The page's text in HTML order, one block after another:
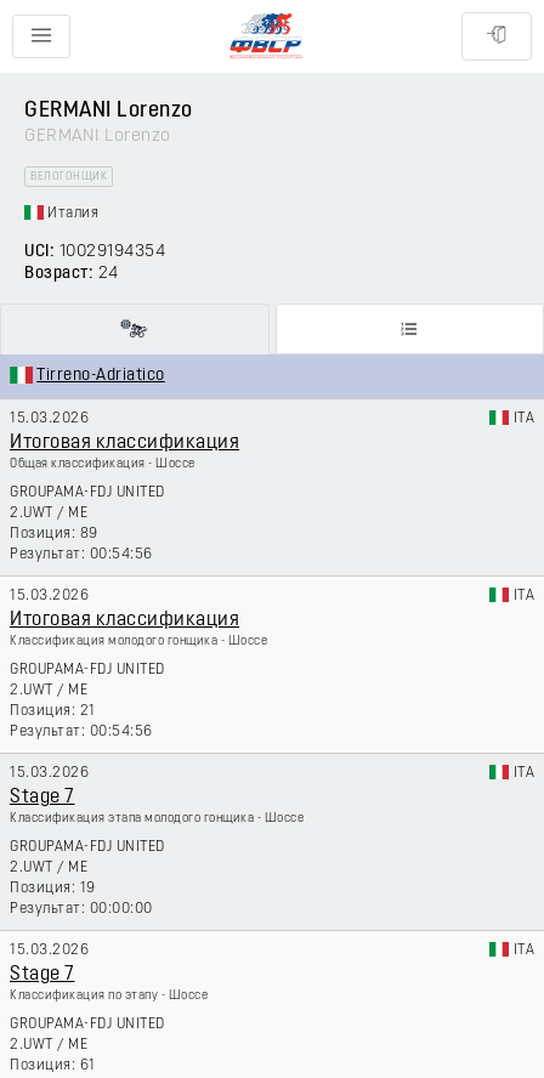
GERMANI Lorenzo
GERMANI Lorenzo
ВЕЛОГОНЩИК
Италия
UCI: 10029194354
Возраст: 24
Tirreno-Adriatico
15.03.2026 ITA
Итоговая классификация
Общая классификация - Шоссе
GROUPAMA-FDJ UNITED
2.UWT / ME
89
00:54:56
15.03.2026 ITA
Итоговая классификация
Классификация молодого гонщика - Шоссе
GROUPAMA-FDJ UNITED
2.UWT / ME
21
00:54:56
15.03.2026 ITA
Stage 7
Классификация этапа молодого гонщика - Шоссе
GROUPAMA-FDJ UNITED
2.UWT / ME
19
00:00:00
15.03.2026 ITA
Stage 7
Классификация по этапу - Шоссе
GROUPAMA-FDJ UNITED
2.UWT / ME
61